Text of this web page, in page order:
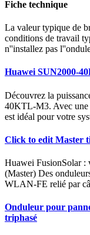
Fiche technique
La valeur typique de
conditions de travail
n''installez pas
Huawei SUN2000-
Découvrez la
40KTL-M3. Avec une
est idéal pour votre
Click to edit Master
Huawei FusionSolar :
(Master) Des
WLAN-FE relié par
Onduleur pour
triphasé